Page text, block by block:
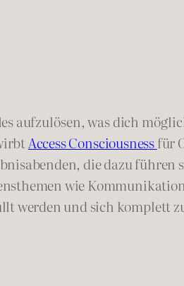
aufzulösen, was dich
Access Consciousnessfür
die dazu führen
wie
werden und sich komplett